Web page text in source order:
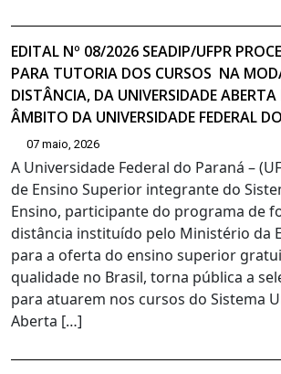
EDITAL Nº 08/2026 SEADIP/UFPR
PARA TUTORIA DOS CURSOS NA
DISTÂNCIA, DA UNIVERSIDADE
ÂMBITO DA UNIVERSIDADE FEDERAL
07 maio, 2026
A Universidade Federal do Paraná –
de Ensino Superior integrante do
Ensino, participante do programa de
distância instituído pelo Ministério da
para a oferta do ensino superior
qualidade no Brasil, torna pública a
para atuarem nos cursos do Sistema
Aberta […]